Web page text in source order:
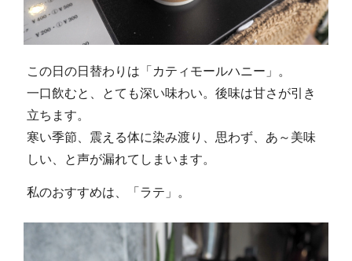
この日の日替わりは「カティモールハニー」。
一口飲むと、とても深い味わい。後味は甘さが引き
立ちます。
寒い季節、震える体に染み渡り、思わず、あ～美味
しい、と声が漏れてしまいます。
私のおすすめは、「ラテ」。